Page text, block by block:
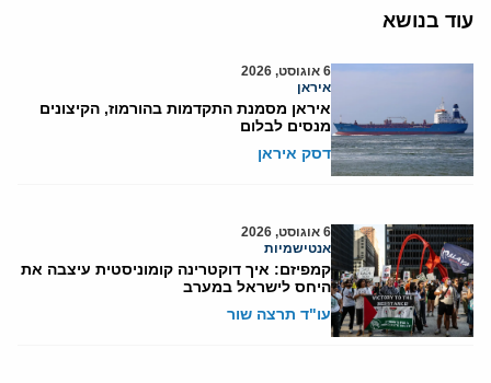
עוד בנושא
6 אוגוסט, 2026
איראן
איראן מסמנת התקדמות בהורמוז, הקיצונים
מנסים לבלום
דסק איראן
6 אוגוסט, 2026
אנטישמיות
קמפיזם: איך דוקטרינה קומוניסטית עיצבה את
היחס לישראל במערב
עו"ד תרצה שור